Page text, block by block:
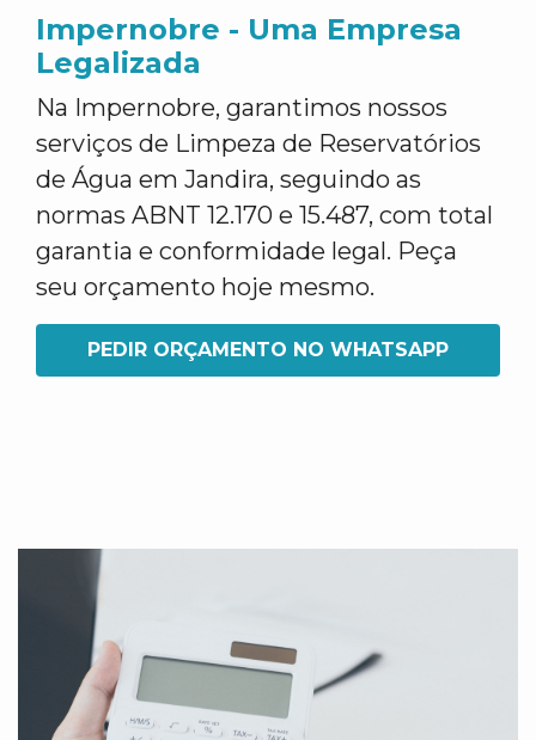
Impernobre - Uma Empresa
Legalizada
Na Impernobre, garantimos nossos
serviços de Limpeza de Reservatórios
de Água em Jandira, seguindo as
normas ABNT 12.170 e 15.487, com total
garantia e conformidade legal. Peça
seu orçamento hoje mesmo.
PEDIR ORÇAMENTO NO WHATSAPP